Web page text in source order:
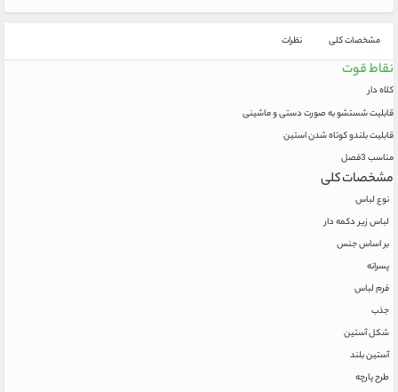
مشخصات کلی نظرات
نقاط قوت
کلاه دار
قابلیت شستشو به صورت دستی و ماشینی
قابلیت بلندو کوتاه شدن استین
مناسب 3فصل
مشخصات کلی
نوع لباس
لباس زیر دکمه دار
بر اساس جنس
پسرانه
فرم لباس
جذب
شکل آستین
آستین بلند
طرح پارچه